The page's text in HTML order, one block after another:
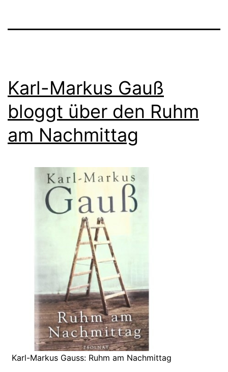
Karl-Markus Gauß
bloggt über den Ruhm
am Nachmittag
Karl-Markus Gauss: Ruhm am Nachmittag